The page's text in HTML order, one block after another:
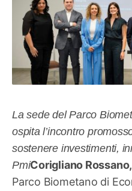
La sede del Parco
ospita l’incontro
sostenere investimenti,
PmiCorigliano
Parco Biometano di